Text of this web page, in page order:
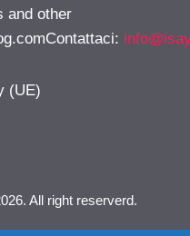
and other
:
(UE)
All right reserverd.